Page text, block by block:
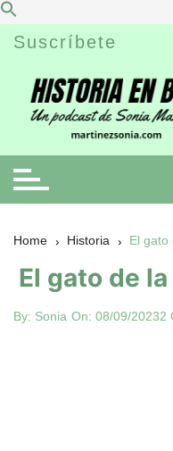
Skip
content
Suscríbete
Home Historia El gato
El gato de
By: Sonia On: 08/09/20232